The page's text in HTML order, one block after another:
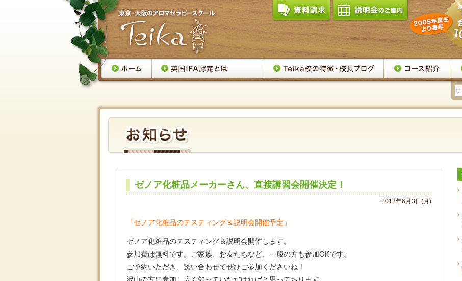
ゼノア化粧品メーカーさん、直接講習会開催決定！
2013年6月3日(月)
「ゼノア化粧品のテスティング＆説明会開催予定」
ゼノア化粧品のテスティング＆説明会開催します。
参加費は無料です。ご家族、お友たちなど、一般の方も参加OKです。
ご予約いただき、誘い合わせてぜひご参加くださいね！